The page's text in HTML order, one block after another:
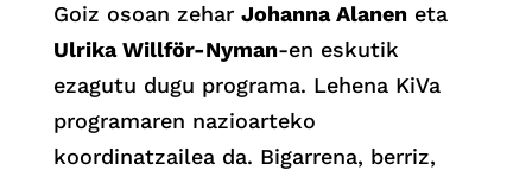
Goiz osoan zehar Johanna Alaneneta
Ulrika Willför-Nyman-en eskutik
ezagutu dugu programa. Lehena KiVa
programaren nazioarteko
koordinatzailea da. Bigarrena, berriz,